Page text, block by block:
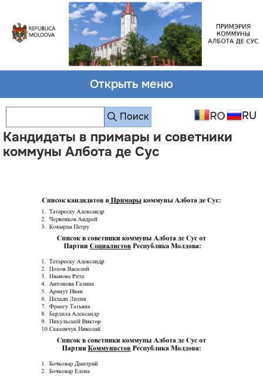
Открыть меню
Поиск
Кандидаты в примары и советники
коммуны Албота де Сус